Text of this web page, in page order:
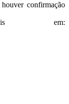
confirmação
em: